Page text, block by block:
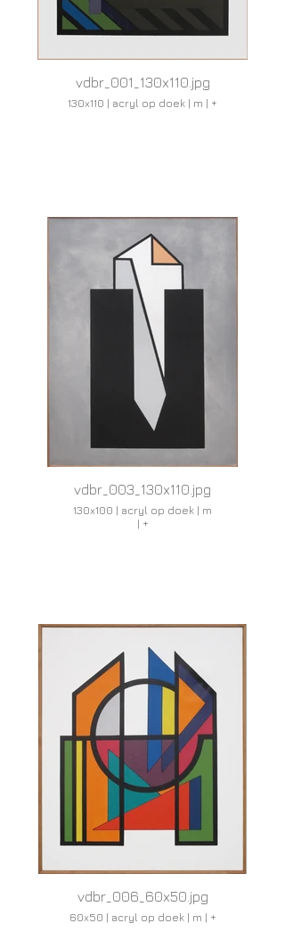
vdbr_001_130x110.jpg
130x110 | acryl op doek | m | +
vdbr_003_130x110.jpg
130x100 | acryl op doek | m
| +
vdbr_006_60x50.jpg
60x50 | acryl op doek | m | +